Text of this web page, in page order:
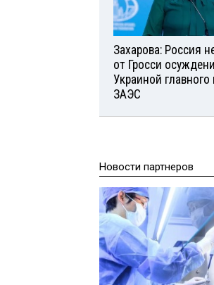
Захарова: Россия
от Гросси
Украиной
ЗАЭС
Новости партнеров